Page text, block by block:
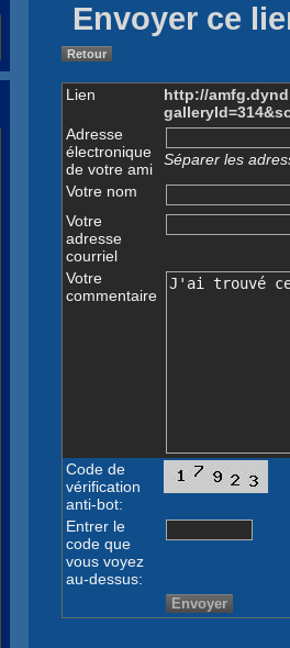
Envoyer ce
Retour
Lien
http://
Adresse
électronique
de votre ami
Séparer les
Votre nom
Votre
adresse
courriel
Votre
commentaire
Code de
vérification
anti-bot:
Entrer le
code que
vous voyez
au-dessus: